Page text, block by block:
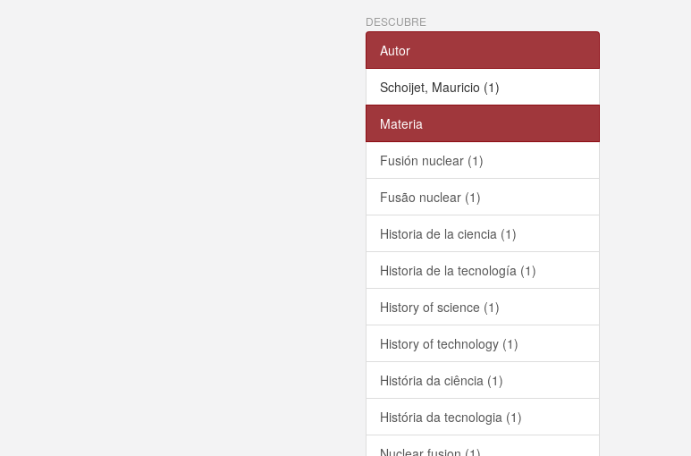
DESCUBRE
Autor
Schoijet, Mauricio (1)
Materia
Fusión nuclear (1)
Fusão nuclear (1)
Historia de la ciencia (1)
Historia de la tecnología (1)
History of science (1)
History of technology (1)
História da ciência (1)
História da tecnologia (1)